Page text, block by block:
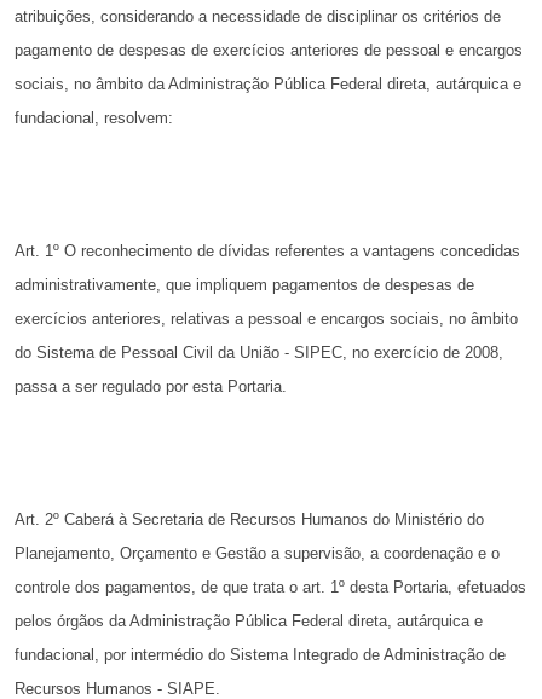
atribuições, considerando a necessidade de disciplinar os critérios de
pagamento de despesas de exercícios anteriores de pessoal e encargos
sociais, no âmbito da Administração Pública Federal direta, autárquica e
fundacional, resolvem:
Art. 1º O reconhecimento de dívidas referentes a vantagens concedidas
administrativamente, que impliquem pagamentos de despesas de
exercícios anteriores, relativas a pessoal e encargos sociais, no âmbito
do Sistema de Pessoal Civil da União - SIPEC, no exercício de 2008,
passa a ser regulado por esta Portaria.
Art. 2º Caberá à Secretaria de Recursos Humanos do Ministério do
Planejamento, Orçamento e Gestão a supervisão, a coordenação e o
controle dos pagamentos, de que trata o art. 1º desta Portaria, efetuados
pelos órgãos da Administração Pública Federal direta, autárquica e
fundacional, por intermédio do Sistema Integrado de Administração de
Recursos Humanos - SIAPE.